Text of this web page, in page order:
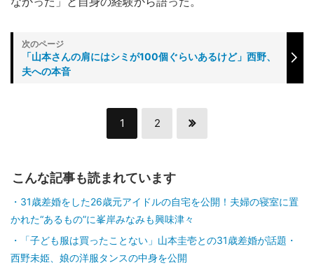
「山本さんの肩にはシミが100個ぐらいあるけど」西野、
夫への本音
1 2
こんな記事も読まれています
31歳差婚をした26歳元アイドルの自宅を公開！夫婦の寝室に置
かれた“あるもの”に峯岸みなみも興味津々
「子ども服は買ったことない」山本圭壱との31歳差婚が話題・
西野未姫、娘の洋服タンスの中身を公開